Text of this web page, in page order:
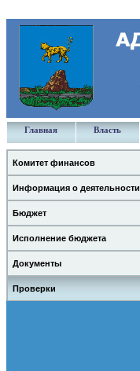
Главная Власть
Комитет финансов
Информация о деятельности
Бюджет
Исполнение бюджета
Документы
Проверки